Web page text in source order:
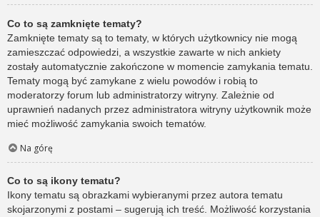
Co to są zamknięte tematy?
Zamknięte tematy są to tematy, w których użytkownicy nie mogą
zamieszczać odpowiedzi, a wszystkie zawarte w nich ankiety
zostały automatycznie zakończone w momencie zamykania tematu.
Tematy mogą być zamykane z wielu powodów i robią to
moderatorzy forum lub administratorzy witryny. Zależnie od
uprawnień nadanych przez administratora witryny użytkownik może
mieć możliwość zamykania swoich tematów.
Na górę
Co to są ikony tematu?
Ikony tematu są obrazkami wybieranymi przez autora tematu
skojarzonymi z postami – sugerują ich treść. Możliwość korzystania